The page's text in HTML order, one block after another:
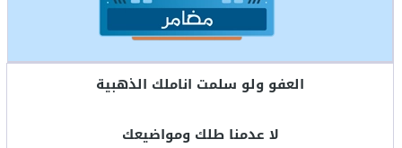
العفو ولو سلمت اناملك الذهبية
لا عدمنا طلك ومواضيعك